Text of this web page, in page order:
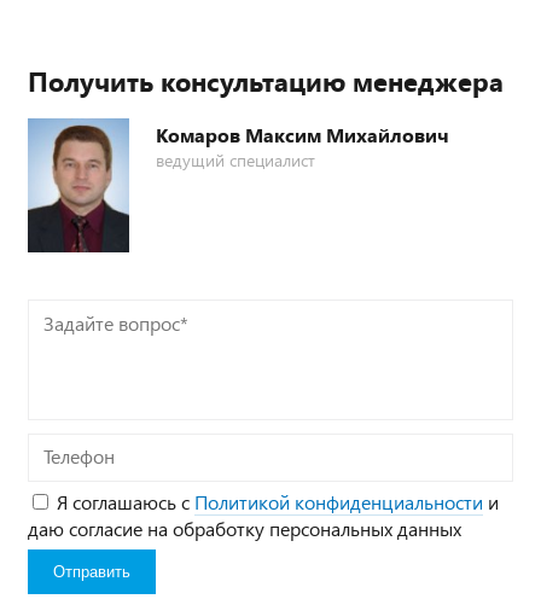
Получить консультацию менеджера
Комаров Максим Михайлович
ведущий специалист
Задайте
Телефон
Я соглашаюсь с Политикой конфиденциальности и
даю согласие на обработку персональных данных